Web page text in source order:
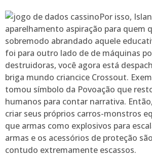
Por isso,
aparelhamento aspiração para quem
sobremodo abrandado aquele
foi para outro lado de de máquinas
destruidoras, você agora está
briga mundo criancice Crossout.
tomou símbolo da Povoação que
humanos para contar narrativa.
criar seus próprios carros-monstros
que armas como explosivos para
armas e os acessórios de proteção
contudo extremamente escassos.